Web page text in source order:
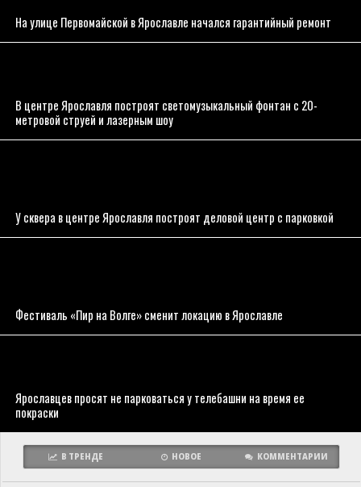
На улице Первомайской в Ярославле начался гарантийный ремонт
В центре Ярославля построят светомузыкальный фонтан с 20-
метровой струей и лазерным шоу
У сквера в центре Ярославля построят деловой центр с парковкой
Фестиваль «Пир на Волге» сменит локацию в Ярославле
Ярославцев просят не парковаться у телебашни на время ее
покраски
В ТРЕНДЕ НОВОЕ КОММЕНТАРИИ